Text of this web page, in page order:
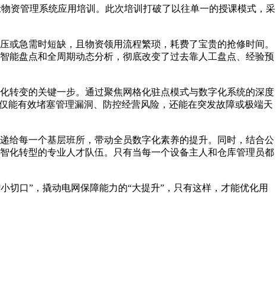
资管理系统应用培训。此次培训打破了以往单一的授课模式，采
急需时短缺，且物资领用流程繁琐，耗费了宝贵的抢修时间。
能盘点和全周期动态分析，彻底改变了过去靠人工盘点、经验预
转变的关键一步。通过聚焦网格化驻点模式与数字化系统的深度
能有效堵塞管理漏洞、防控经营风险，还能在突发故障或极端天
给每一个基层班所，带动全员数字化素养的提升。同时，结合公
化转型的专业人才队伍。只有当每一个设备主人和仓库管理员都
切口”，撬动电网保障能力的“大提升”，只有这样，才能优化用